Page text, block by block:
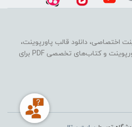
اختصاصی، دانلود قالب پاورپوینت،
پاورپوینت آماده، آموزش پاورپوینت و کتاب‌های تخصصی PDF برای